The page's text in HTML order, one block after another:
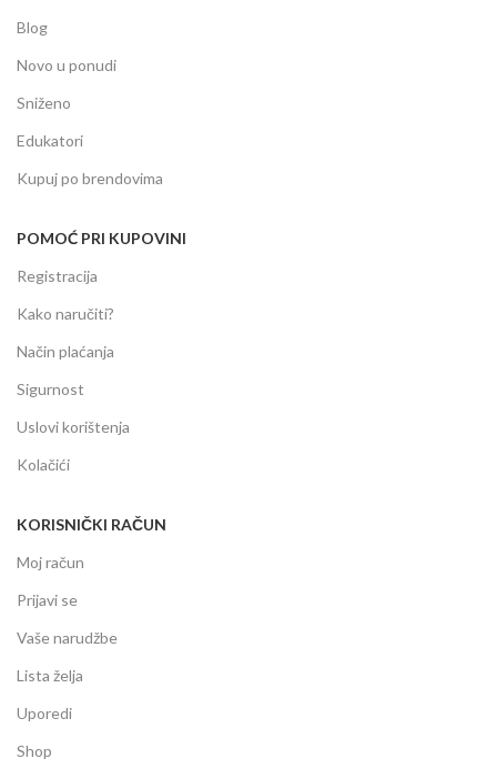
Blog
Novo u ponudi
Sniženo
Edukatori
Kupuj po brendovima
POMOĆ PRI KUPOVINI
Registracija
Kako naručiti?
Način plaćanja
Sigurnost
Uslovi korištenja
Kolačići
KORISNIČKI RAČUN
Moj račun
Prijavi se
Vaše narudžbe
Lista želja
Uporedi
Shop